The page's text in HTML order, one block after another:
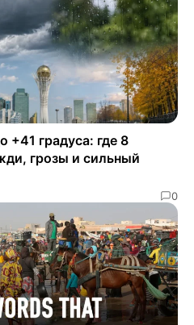
+41 градуса: где 8
грозы и сильный
0